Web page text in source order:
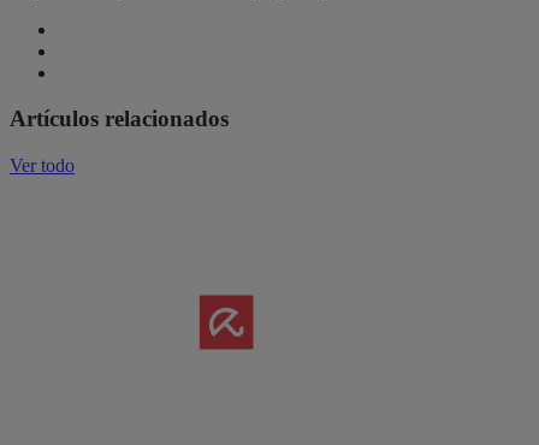
Artículos relacionados
Ver todo